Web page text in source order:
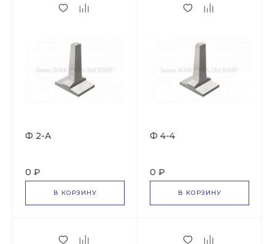
Ф 2-А
0 ₽
В КОРЗИНУ
Ф 4-4
0 ₽
В КОРЗИНУ